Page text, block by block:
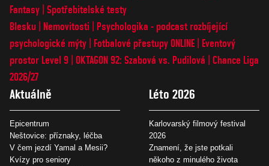
Fantasy Spotřebitelské testy
Blesku
Nemovitosti
Psychologika - podcast rozbíjející
psychologické mýty
Fotbalové přestupy ONLINE
Eventový
prostor Level 9 OKTAGON 92: Szabová vs. Pudilová
Chance Liga
2026/27
Aktuálně
Epicentrum
Neštovice: příznaky, léčba
V čem jezdí Yamal a Mesii?
Kvízy pro seniory
Léto 2026
Karlovarský filmový festival
2026
Znamení, že jste potkali
někoho z minulého života